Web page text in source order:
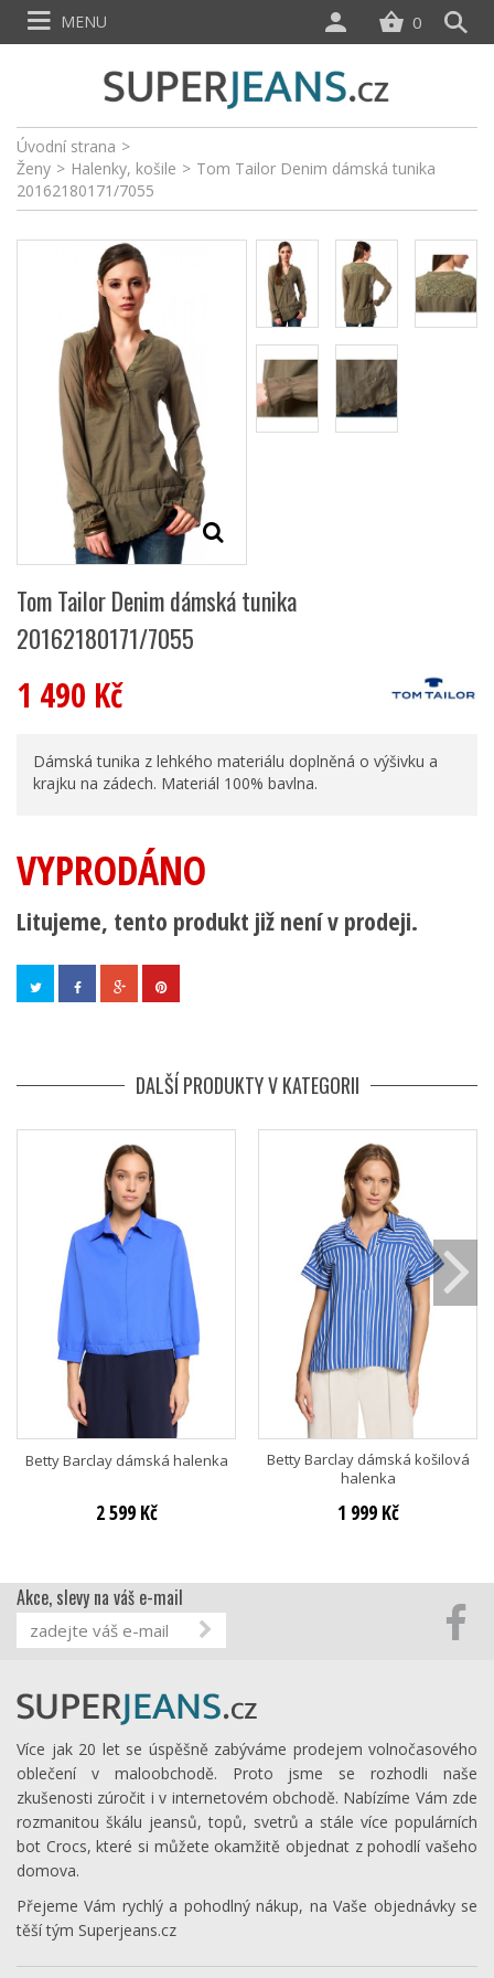
Úvodní strana >
Ženy > Halenky, košile > Tom Tailor Denim dámská tunika
20162180171/7055
Tom Tailor Denim dámská tunika
20162180171/7055
1 490 Kč
Dámská tunika z lehkého materiálu doplněná o výšivku a
krajku na zádech. Materiál 100% bavlna.
VYPRODÁNO
Litujeme, tento produkt již není v prodeji.
DALŠÍ PRODUKTY V KATEGORII
Betty Barclay dámská halenka
2 599 Kč
Betty Barclay dámská košilová
halenka
1 999 Kč
0
MENU
Akce, slevy na váš e-mail
Více jak 20 let se úspěšně zabýváme prodejem volnočasového
oblečení v maloobchodě. Proto jsme se rozhodli naše
zkušenosti zúročit i v internetovém obchodě. Nabízíme Vám zde
rozmanitou škálu jeansů, topů, svetrů a stále více populárních
bot Crocs, které si můžete okamžitě objednat z pohodlí vašeho
domova.
Přejeme Vám rychlý a pohodlný nákup, na Vaše objednávky se
těší tým Superjeans.cz